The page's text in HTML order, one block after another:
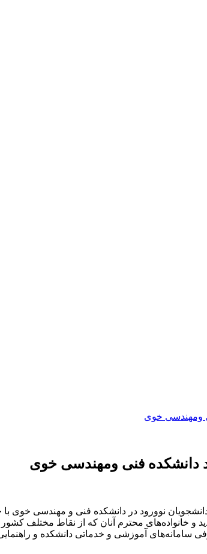
ومهندسی خوی
دانشکده فنی ومهندسی خوی
و ثبت نام از دانشجویان نوورود در دانشکده فنی
و خانواده‌های محترم آنان که از نقاط مختلف
آموزشی و خدماتی دانشکده و راهنمایی